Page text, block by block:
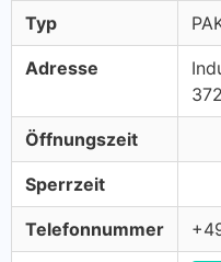
Typ
Adresse
Öffnungszeit
Sperrzeit
Telefonnummer